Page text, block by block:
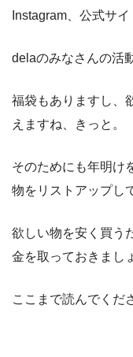
Instagram、公式サ
delaのみなさんの活
福袋もありますし、
えますね、きっと。
そのためにも年明け
物をリストアップし
欲しい物を安く買う
金を取っておきまし
ここまで読んでくだ